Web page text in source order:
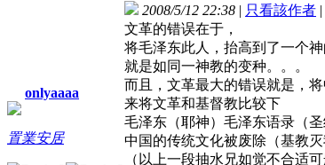
onlyaaaa
置業安居
2008/5/12 22:38 | 只看該作者 |
文革的错误在于，
将毛泽东此人，抬高到了一个神
就是如同一神教的变种。。。
而且，文革最大的错误就是，
来将文革和基督教比较下
毛泽东（耶神）毛泽东语录（
中国的传统文化被废除（基教灭
（以上一段抽水兄如觉不合适